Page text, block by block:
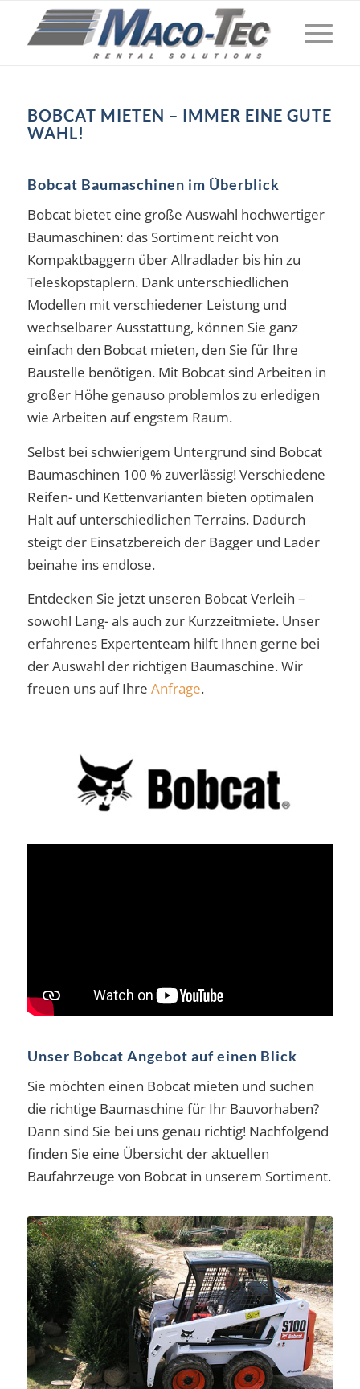
BOBCAT MIETEN – IMMER EINE GUTE
WAHL!
Bobcat Baumaschinen im Überblick
Bobcat bietet eine große Auswahl hochwertiger
Baumaschinen: das Sortiment reicht von
Kompaktbaggern über Allradlader bis hin zu
Teleskopstaplern. Dank unterschiedlichen
Modellen mit verschiedener Leistung und
wechselbarer Ausstattung, können Sie ganz
einfach den Bobcat mieten, den Sie für Ihre
Baustelle benötigen. Mit Bobcat sind Arbeiten in
großer Höhe genauso problemlos zu erledigen
wie Arbeiten auf engstem Raum.
Selbst bei schwierigem Untergrund sind Bobcat
Baumaschinen 100 % zuverlässig! Verschiedene
Reifen- und Kettenvarianten bieten optimalen
Halt auf unterschiedlichen Terrains. Dadurch
steigt der Einsatzbereich der Bagger und Lader
beinahe ins endlose.
Entdecken Sie jetzt unseren Bobcat Verleih –
sowohl Lang- als auch zur Kurzzeitmiete. Unser
erfahrenes Expertenteam hilft Ihnen gerne bei
der Auswahl der richtigen Baumaschine. Wir
freuen uns auf Ihre Anfrage.
Unser Bobcat Angebot auf einen Blick
Sie möchten einen Bobcat mieten und suchen
die richtige Baumaschine für Ihr Bauvorhaben?
Dann sind Sie bei uns genau richtig! Nachfolgend
finden Sie eine Übersicht der aktuellen
Baufahrzeuge von Bobcat in unserem Sortiment.